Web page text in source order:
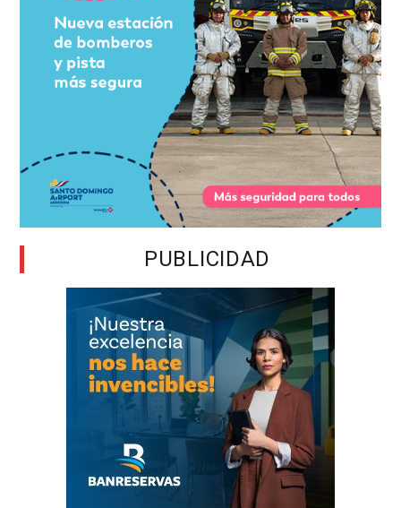
PUBLICIDAD